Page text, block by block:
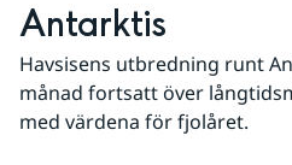
Antarktis
Havsisens utbredning runt
månad fortsatt över
med värdena för fjolåret.